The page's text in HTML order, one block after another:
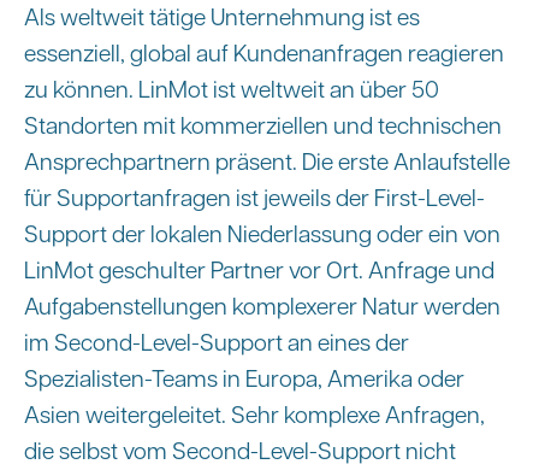
Als weltweit tätige Unternehmung ist es
essenziell, global auf Kundenanfragen reagieren
zu können. LinMot ist weltweit an über 50
Standorten mit kommerziellen und technischen
Ansprechpartnern präsent. Die erste Anlaufstelle
für Supportanfragen ist jeweils der First-Level-
Support der lokalen Niederlassung oder ein von
LinMot geschulter Partner vor Ort. Anfrage und
Aufgabenstellungen komplexerer Natur werden
im Second-Level-Support an eines der
Spezialisten-Teams in Europa, Amerika oder
Asien weitergeleitet. Sehr komplexe Anfragen,
die selbst vom Second-Level-Support nicht